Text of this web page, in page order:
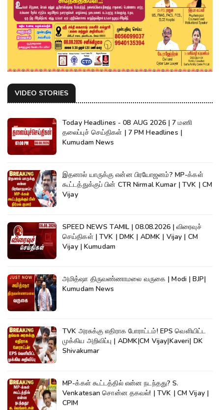
VIDEO STORIES
Today Headlines - 08 AUG 2026 | 7 மணி
தலைப்புச் செய்திகள் | 7 PM Headlines |
Kumudam News
இதனால் யாருக்கு என்ன பிரயோஜனம்? MP-க்கள்
கூட்டத்துக்குப் பின் CTR Nirmal Kumar | TVK | CM
Vijay
SPEED NEWS TAMIL | 08.08.2026 | விரைவுச்
செய்திகள் | TVK | DMK | ADMK | Vijay | CM
Vijay | Kumudam
அமித்ஷா திருவண்ணாமலை வருகை | Modi | BJP|
Kumudam News
TVK அரசுக்கு எதிராக போராட்டம்! EPS வெளியிட்ட
முக்கிய அறிவிப்பு | ADMK|CM Vijay|Kaveri| DK
Shivakumar
MP-க்கள் கூட்டத்தில் என்ன நடந்தது? S.
Venkatesan சொன்ன தகவல்! | TVK | CM Vijay |
CPIM